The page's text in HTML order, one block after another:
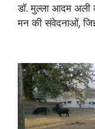
डॉ. मुल्ला आदम अली
मन की संवेदनाओं,